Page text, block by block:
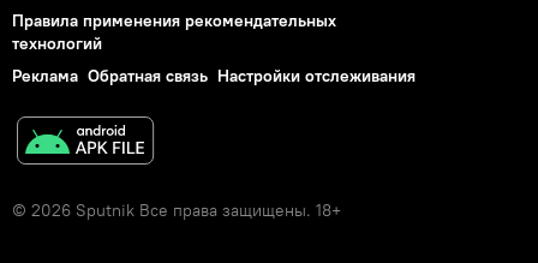
Правила применения рекомендательных
технологий
Реклама Обратная связь Настройки отслеживания
© 2026 Sputnik Все права защищены. 18+